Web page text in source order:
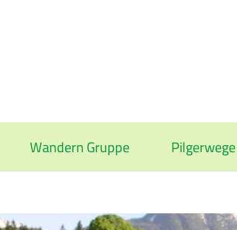
Wandern Gruppe Pilgerwege